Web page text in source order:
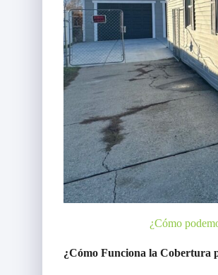
¿Cómo
¿Cómo Funciona la Cobertura